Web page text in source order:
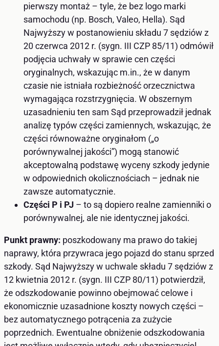
pierwszy montaż – tyle, że bez logo marki
samochodu (np. Bosch, Valeo, Hella). Sąd
Najwyższy w postanowieniu składu 7 sędziów z
20 czerwca 2012 r. (sygn. III CZP 85/11) odmówił
podjęcia uchwały w sprawie cen części
oryginalnych, wskazując m.in., że w danym
czasie nie istniała rozbieżność orzecznictwa
wymagająca rozstrzygnięcia. W obszernym
uzasadnieniu ten sam Sąd przeprowadził jednak
analizę typów części zamiennych, wskazując, że
części równoważne oryginałom („o
porównywalnej jakości”) mogą stanowić
akceptowalną podstawę wyceny szkody jedynie
w odpowiednich okolicznościach – jednak nie
zawsze automatycznie.
Części P i PJ – to są dopiero realne zamienniki o
porównywalnej, ale nie identycznej jakości.
Punkt prawny: poszkodowany ma prawo do takiej
naprawy, która przywraca jego pojazd do stanu sprzed
szkody. Sąd Najwyższy w uchwale składu 7 sędziów z
12 kwietnia 2012 r. (sygn. III CZP 80/11) potwierdził,
że odszkodowanie powinno obejmować celowe i
ekonomicznie uzasadnione koszty nowych części –
bez automatycznego potrącenia za zużycie
poprzednich. Ewentualne obniżenie odszkodowania